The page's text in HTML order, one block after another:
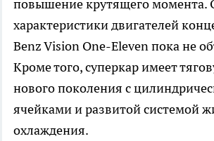
повышение крутящего момента.
характеристики двигателей
Benz Vision One-Eleven пока не
Кроме того, суперкар имеет
нового поколения с
ячейками и развитой системой
охлаждения.